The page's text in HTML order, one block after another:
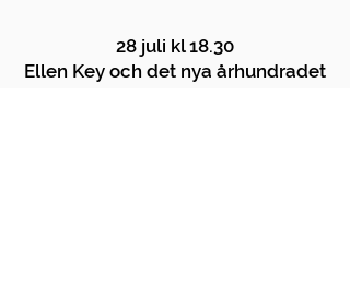
28 juli kl 18.30
Ellen Key och det nya århundradet